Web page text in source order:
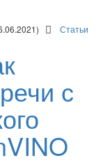
Статьи
с